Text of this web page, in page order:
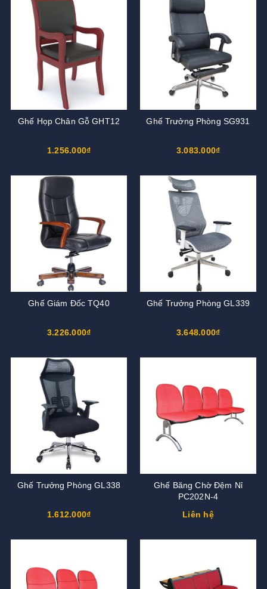
Ghế Họp Chân Gỗ GHT12
1.256.000₫
Ghế Trưởng Phòng SG931
3.083.000₫
Ghế Giám Đốc TQ40
3.226.000₫
Ghế Trưởng Phòng GL339
3.648.000₫
Ghế Trưởng Phòng GL338
1.612.000₫
Ghế Băng Chờ Đệm Nỉ
PC202N-4
Liên hệ